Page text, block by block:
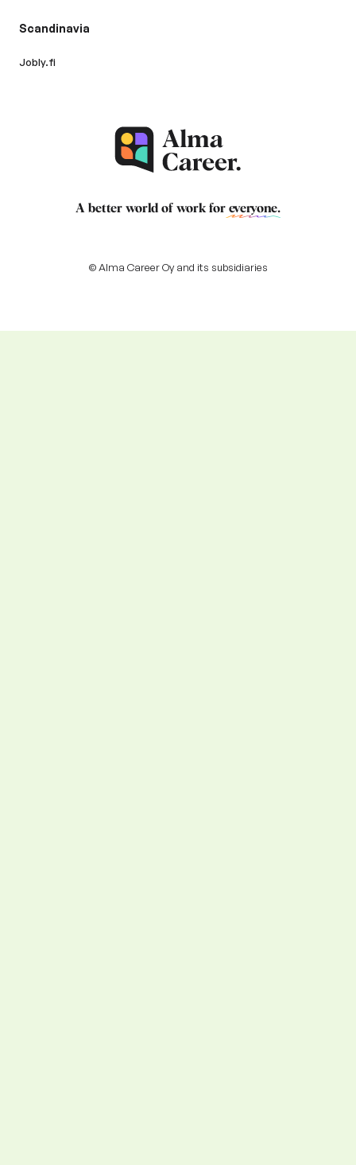
Scandinavia
Jobly.fi
A better world of work for everyone.
© Alma Career Oy and its subsidiaries